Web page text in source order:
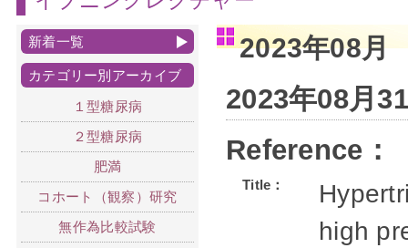
2023年08月
2023年08月
Reference：
Title：
high
新着一覧
カテゴリー別アーカイブ
１型糖尿病
２型糖尿病
肥満
コホート（観察）研究
無作為比較試験